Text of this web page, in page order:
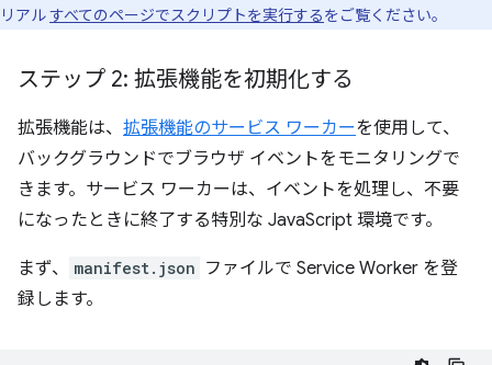
リアルすべてのページでスクリプトを実行するをご覧ください。
ステップ 2: 拡張機能を初期化する
拡張機能は、 拡張機能のサービス ワーカーを使用して、
バックグラウンドでブラウザ イベントをモニタリングで
きます。サービス ワーカーは、イベントを処理し、不要
になったときに終了する特別な JavaScript 環境です。
まず、 manifest.json ファイルで Service Worker を登
録します。